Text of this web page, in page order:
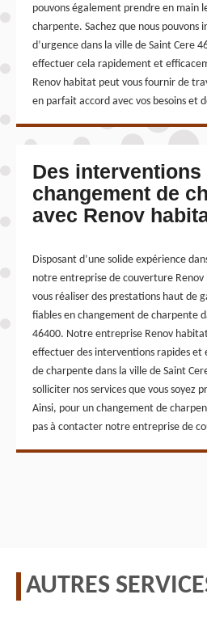
pouvons également prendre en main
charpente. Sachez que nous pouvons
d’urgence dans la ville de Saint Cere
effectuer cela rapidement et
Renov habitat peut vous fournir de
en parfait accord avec vos besoins et
Des
changement de
avec Renov
Disposant d’une solide expérience
notre entreprise de couverture
vous réaliser des prestations haut de
fiables en changement de charpente
46400. Notre entreprise Renov
effectuer des interventions rapides et
de charpente dans la ville de Saint
solliciter nos services que vous soyez
Ainsi, pour un changement de
pas à contacter notre entreprise de
AUTRES